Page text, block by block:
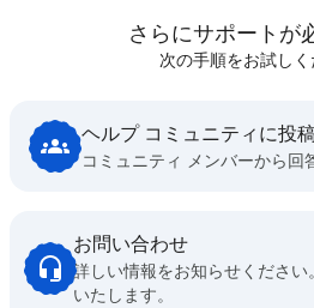
さらにサポートが
次の手順をお試しく
ヘルプ コミュニティに投
コミュニティ メンバーから回
お問い合わせ
詳しい情報をお知らせくださ
いたします。